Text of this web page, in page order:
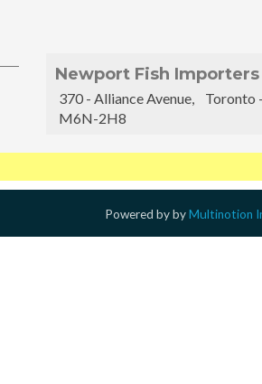
Newport Fish
370 - Alliance Avenue, Toronto
M6N-2H8
Powered bybyMultinotion